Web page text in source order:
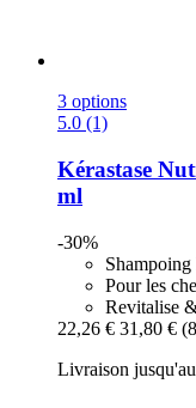
3 options
5.0 (1)
Kérastase
ml
-30%
Pour les
Revitalise
22,26 € 31,80 €
Livraison